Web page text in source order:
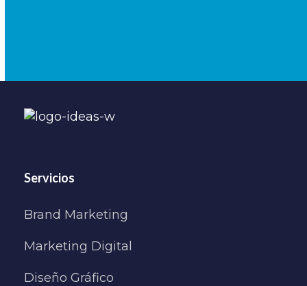
Servicios
Brand Marketing
Marketing Digital
Diseño Gráfico